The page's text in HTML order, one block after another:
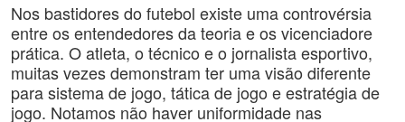
Nos bastidores do futebol existe uma controvérsia
entre os entendedores da teoria e os vicenciadore
prática. O atleta, o técnico e o jornalista esportivo,
muitas vezes demonstram ter uma visão diferente
para sistema de jogo, tática de jogo e estratégia de
jogo. Notamos não haver uniformidade nas